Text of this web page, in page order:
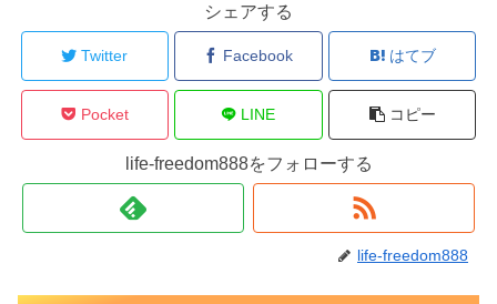
シェアする
Twitter Facebook はてブ
Pocket LINE コピー
life-freedom888をフォローする
life-freedom888